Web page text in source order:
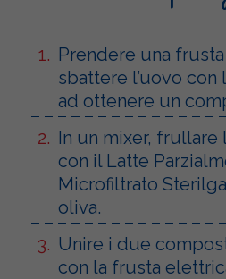
Prendere una
sbattere l’uovo con
ad ottenere un
In un mixer, frullare
con il Latte
Microfiltrato
oliva.
Unire i due
con la frusta